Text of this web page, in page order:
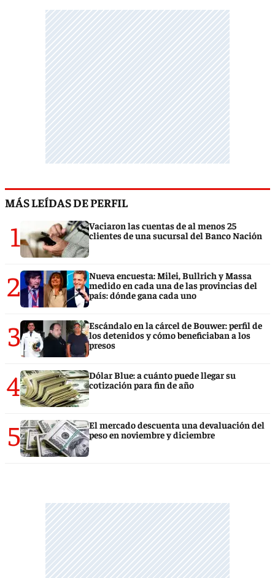
MÁS LEÍDAS DE PERFIL
1
Vaciaron las cuentas de al menos 25
clientes de una sucursal del Banco Nación
2
Nueva encuesta: Milei, Bullrich y Massa
medido en cada una de las provincias del
país: dónde gana cada uno
3
Escándalo en la cárcel de Bouwer: perfil de
los detenidos y cómo beneficiaban a los
presos
4
Dólar Blue: a cuánto puede llegar su
cotización para fin de año
5
El mercado descuenta una devaluación del
peso en noviembre y diciembre